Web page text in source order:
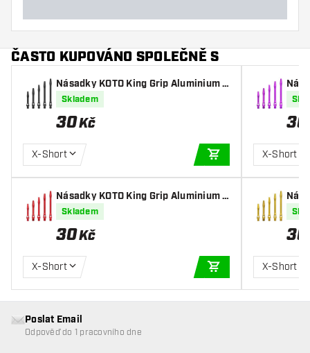
ČASTO KUPOVÁNO SPOLEČNĚ S
Násadky KOTO King Grip Aluminium B
lack
Skladem
30Kč
X-Short
PŘIDAT DO KOŠÍKU
Násadky KOTO King Grip Aluminium R
ed
Skladem
30Kč
X-Short
PŘIDAT DO KOŠÍKU
30
X-Short
old
30
X-Short
Poslat Email
Odpověď do 1 pracovního dne